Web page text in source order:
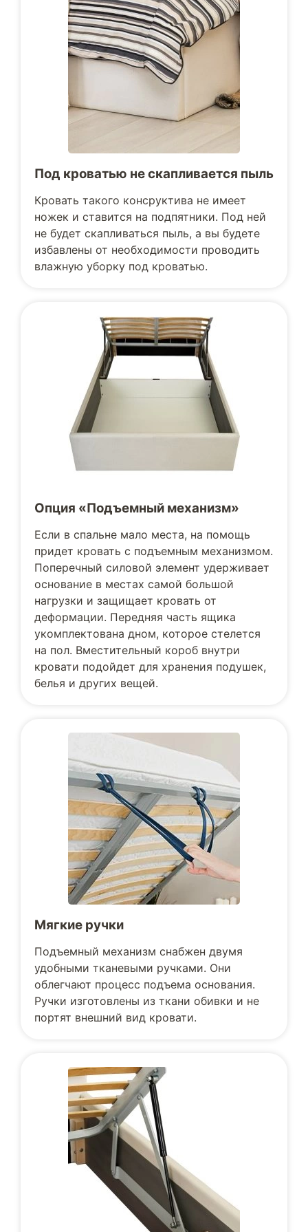
Под кроватью не скапливается пыль
Кровать такого консруктива не имеет
ножек и ставится на подпятники. Под ней
не будет скапливаться пыль, а вы будете
избавлены от необходимости проводить
влажную уборку под кроватью.
Опция «Подъемный механизм»
Если в спальне мало места, на помощь
придет кровать с подъемным механизмом.
Поперечный силовой элемент удерживает
основание в местах самой большой
нагрузки и защищает кровать от
деформации. Передняя часть ящика
укомплектована дном, которое стелется
на пол. Вместительный короб внутри
кровати подойдет для хранения подушек,
белья и других вещей.
Мягкие ручки
Подъемный механизм снабжен двумя
удобными тканевыми ручками. Они
облегчают процесс подъема основания.
Ручки изготовлены из ткани обивки и не
портят внешний вид кровати.